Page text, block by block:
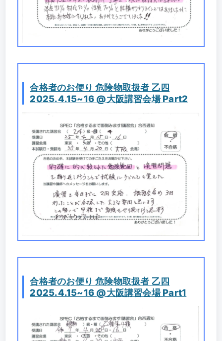
合格者のお便り 危険物取扱者 乙四
2025.4.15~16 @大阪講習会場 Part2
合格者のお便り 危険物取扱者 乙四
2025.4.15~16 @大阪講習会場 Part1